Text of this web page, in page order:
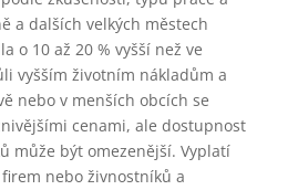
a dalších velkých městech
o 10 až 20 % vyšší než ve
vyšším životním nákladům a
nebo v menších obcích se
cenami, ale dostupnost
může být omezenější. Vyplatí
nebo živnostníků a